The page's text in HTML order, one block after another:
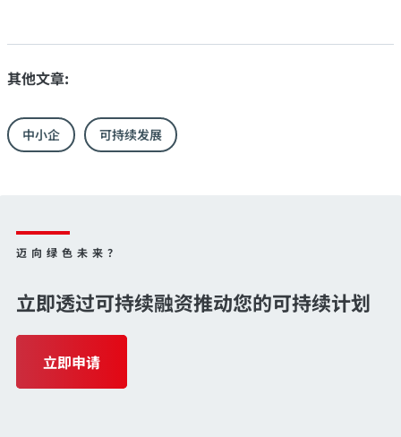
其他文章:
中小企 可持续发展
迈向绿色未来？
立即透过可持续融资推动您的可持续计划
立即申请